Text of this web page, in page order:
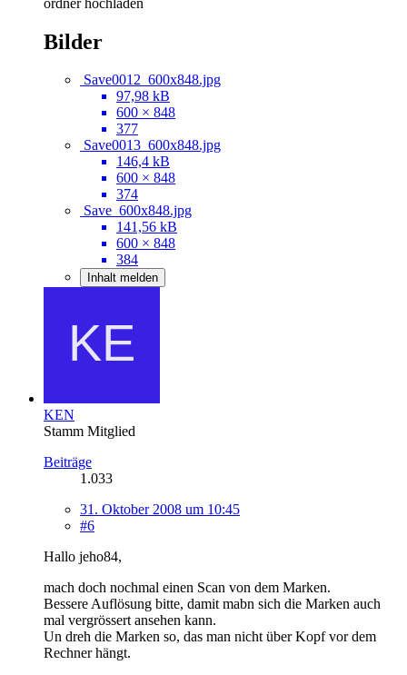
Bilder
Save0012_600x848.jpg
97,98 kB
600 × 848
377
Save0013_600x848.jpg
146,4 kB
600 × 848
374
Save_600x848.jpg
141,56 kB
600 × 848
384
Inhalt melden
KEN
Stamm Mitglied
Beiträge
1.033
31. Oktober 2008 um 10:45
#6
Hallo jeho84,
mach doch nochmal einen Scan von dem Marken.
Bessere Auflösung bitte, damit mabn sich die Marken auch
mal vergrössert ansehen kann.
Un dreh die Marken so, das man nicht über Kopf vor dem
Rechner hängt.